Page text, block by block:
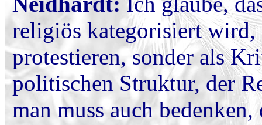
religiös kategorisiert wird,
protestieren, sonder als
politischen Struktur, der
man muss auch